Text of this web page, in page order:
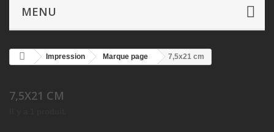
MENU
Impression Marque page 7,5x21 cm
7,5X21 CM